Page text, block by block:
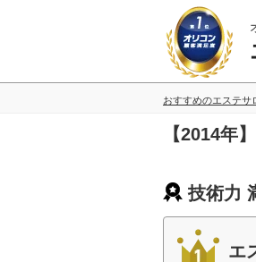
おすすめのエステサ
【2014年
技術力
エ